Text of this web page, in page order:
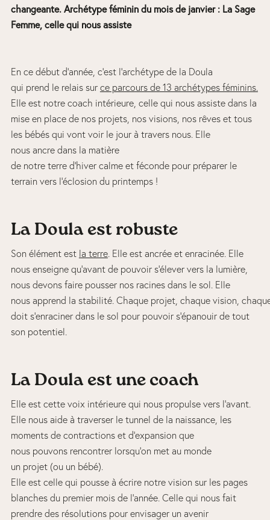
changeante. Archétype féminin du mois de janvier : La Sage
Femme, celle qui nous assiste
En ce début d’année, c’est l’archétype de la Doula
qui prend le relais sur ce parcours de 13 archétypes féminins.
Elle est notre coach intérieure, celle qui nous assiste dans la
mise en place de nos projets, nos visions, nos rêves et tous
les bébés qui vont voir le jour à travers nous. Elle
nous ancre dans la matière
de notre terre d’hiver calme et féconde pour préparer le
terrain vers l’éclosion du printemps !
La Doula est robuste
Son élément est la terre. Elle est ancrée et enracinée. Elle
nous enseigne qu’avant de pouvoir s’élever vers la lumière,
nous devons faire pousser nos racines dans le sol. Elle
nous apprend la stabilité. Chaque projet, chaque vision,
doit s’enraciner dans le sol pour pouvoir s’épanouir de tout
son potentiel.
La Doula est une coach
Elle est cette voix intérieure qui nous propulse vers l’avant.
Elle nous aide à traverser le tunnel de la naissance, les
moments de contractions et d’expansion que
nous pouvons rencontrer lorsqu’on met au monde
un projet (ou un bébé).
Elle est celle qui pousse à écrire notre vision sur les pages
blanches du premier mois de l’année. Celle qui nous fait
prendre des résolutions pour envisager un avenir